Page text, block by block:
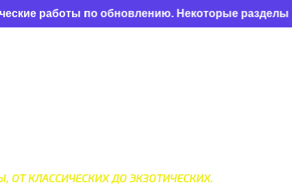
ОТ КЛАССИЧЕСКИХ ДО ЭКЗОТИЧЕСКИХ.
по обновлению. Некоторые разделы могут